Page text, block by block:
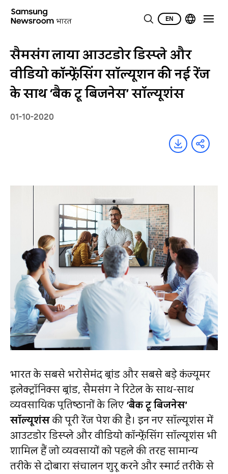
EN
सैमसंग लाया आउटडोर डिस्प्ले और
वीडियो कॉन्फ्रेंसिंग सॉल्यूशन की नई रेंज
के साथ ‘बैक टू बिजनेस’ सॉल्यूशंस
01-10-2020
भारत के सबसे भरोसेमंद ब्रांड और सबसे बड़े कंज्यूमर
इलेक्ट्रॉनिक्स ब्रांड, सैमसंग ने रिटेल के साथ-साथ
व्यवसायिक प्रतिष्ठानों के लिए ‘बैक टू बिजनेस’
सॉल्यूशंसकी पूरी रेंज पेश की है। इन नए सॉल्यूशंस में
आउटडोर डिस्प्ले और वीडियो कॉन्फ्रेंसिंग सॉल्यूशंस भी
शामिल हैं जो व्यवसायों को पहले की तरह सामान्य
तरीके से दोबारा संचालन शुरू करने और स्मार्ट तरीके से